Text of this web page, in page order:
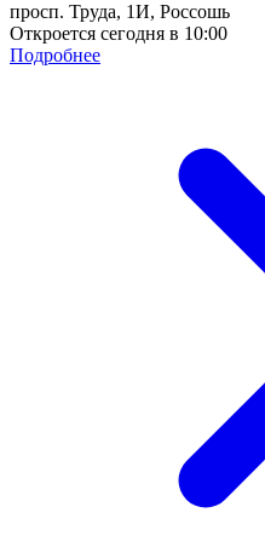
просп. Труда, 1И, Россошь
Откроется сегодня в 10:00
Подробнее